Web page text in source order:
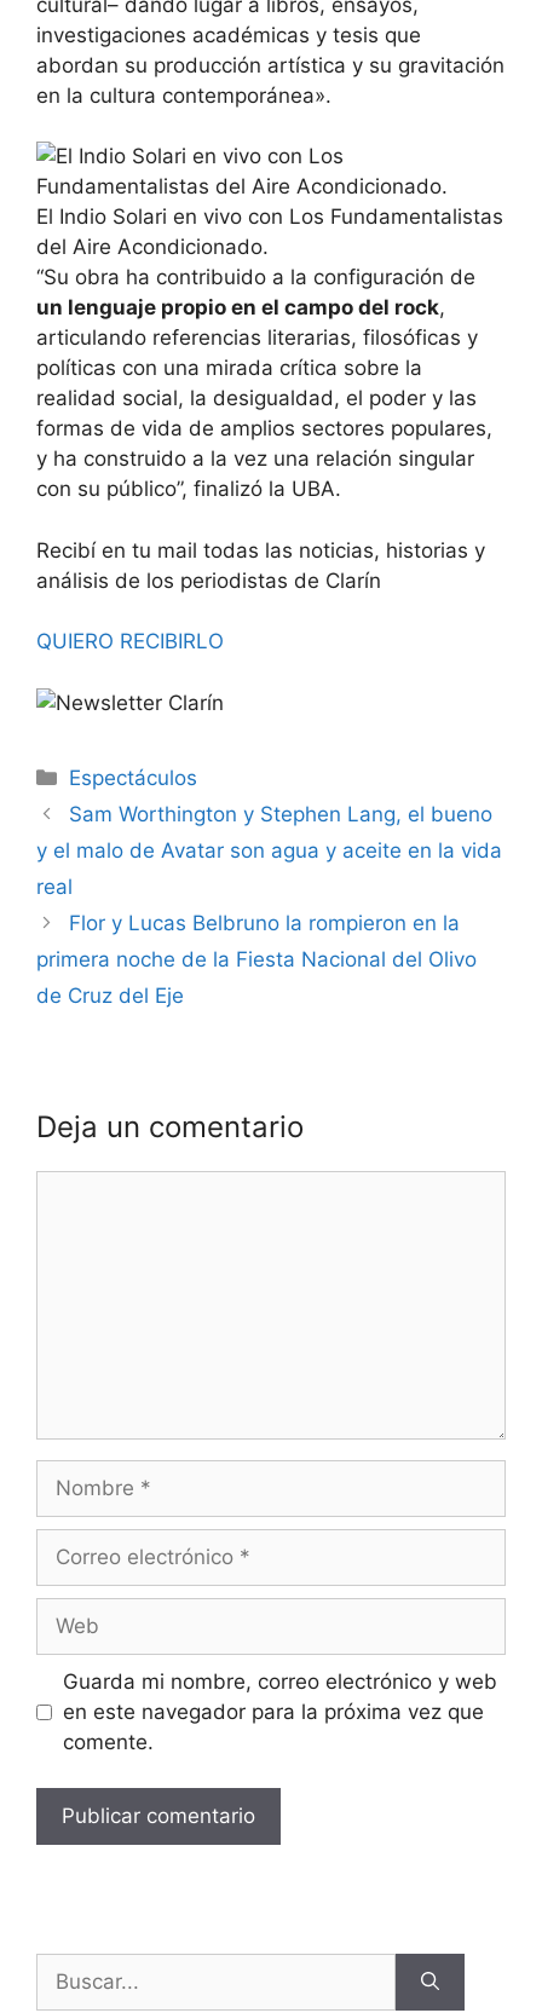
investigaciones académicas y tesis que
abordan su producción artística y su gravitación
en la cultura contemporánea».
El Indio Solari en vivo con Los Fundamentalistas
del Aire Acondicionado.
“Su obra ha contribuido a la configuración de
un lenguaje propio en el campo del rock,
articulando referencias literarias, filosóficas y
políticas con una mirada crítica sobre la
realidad social, la desigualdad, el poder y las
formas de vida de amplios sectores populares,
y ha construido a la vez una relación singular
con su público”, finalizó la UBA.
Recibí en tu mail todas las noticias, historias y
análisis de los periodistas de Clarín
QUIERO RECIBIRLO
Espectáculos
Sam Worthington y Stephen Lang, el bueno
y el malo de Avatar son agua y aceite en la vida
real
Flor y Lucas Belbruno la rompieron en la
primera noche de la Fiesta Nacional del Olivo
de Cruz del Eje
Deja un comentario
Guarda mi nombre, correo electrónico y web
en este navegador para la próxima vez que
comente.